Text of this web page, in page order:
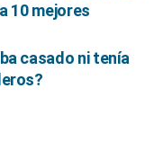
10 mejores
casado ni tenía